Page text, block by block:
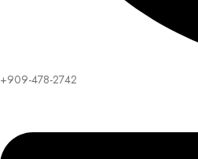
+909-478-2742